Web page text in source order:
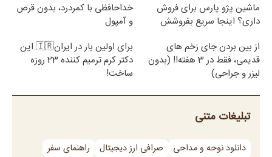
ماشین پژو پارس برای فروش
داری؟ اینجا سریع بفروشش
خداحافظی با کمردرد، بدون قرص
و آمپول
از بین بردن جای زخم های
قدیمی، فقط در 3 هفته!! (بدون
لیزر و جراحی)
برای اولین بار در ایران🇮🇷 این
دکتر کرم ترمیم کننده 23 روزه
ساخت!
تبلیغات متنی
دانلود نوحه و مداحی صرافی ارز دیجیتال
راهنمای سفر